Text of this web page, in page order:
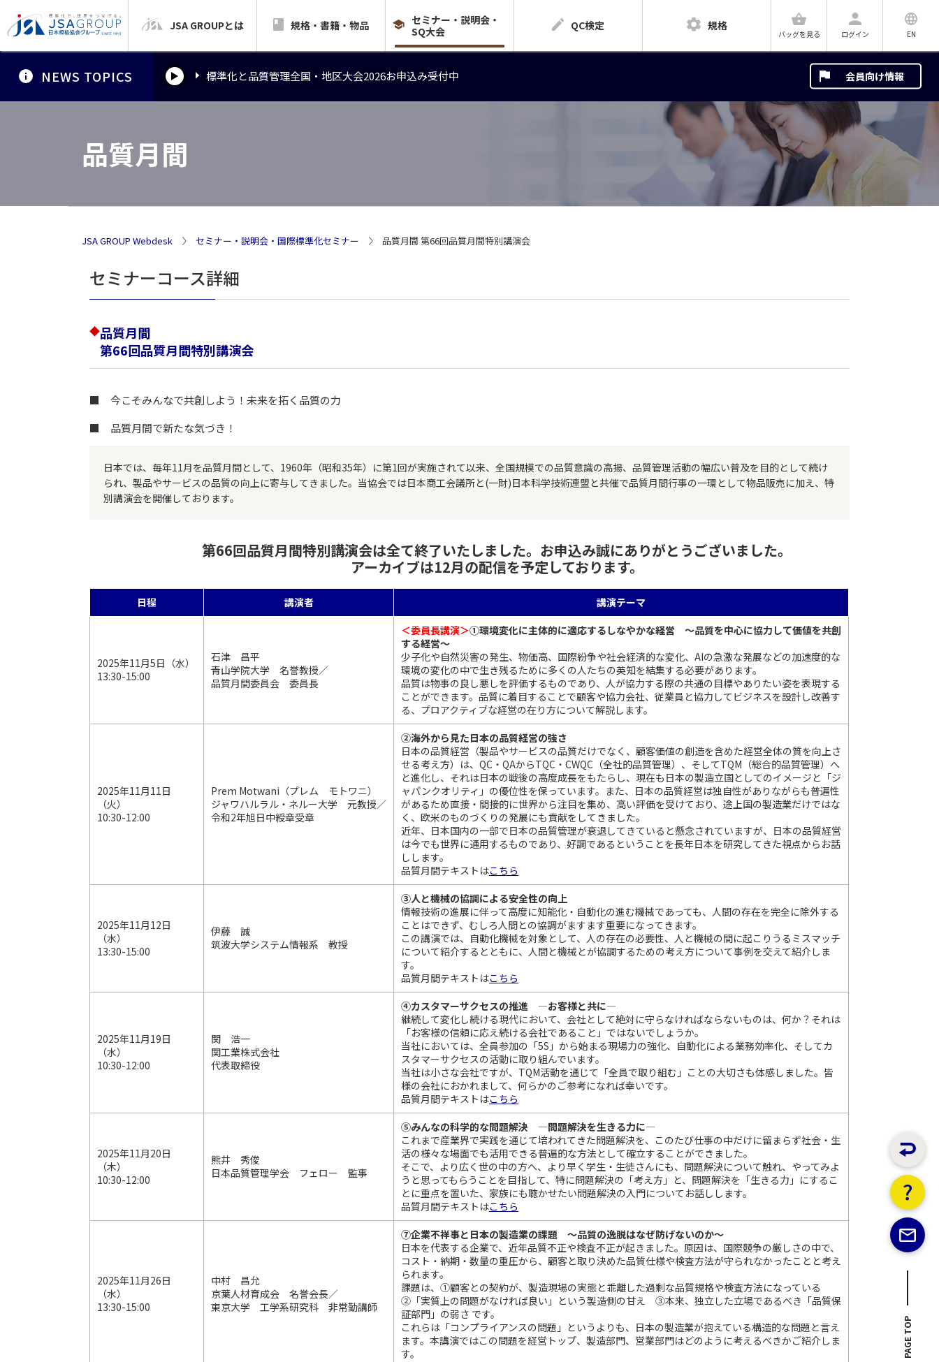
JSA GROUPとは 規格・書籍・物品
セミナー・説明会・
SQ大会
QC検定 規格
バッグを見る ログイン EN
NEWS TOPICS
標準化と品質管理全国・地区大会2026お申込み受付中
標準化と品質管理全国・地区大会2026お申込み受付中 会員向け情報
品質月間
JSA GROUP Webdesk セミナー・説明会・国際標準化セミナー 品質月間 第66回品質月間特別講演会
セミナーコース詳細
◆品質月間
第66回品質月間特別講演会
■ 今こそみんなで共創しよう！未来を拓く品質の力
■ 品質月間で新たな気づき！
日本では、毎年11月を品質月間として、1960年（昭和35年）に第1回が実施されて以来、全国規模での品質意識の高揚、品質管理活動の幅広い普及を目的として続け
られ、製品やサービスの品質の向上に寄与してきました。当協会では日本商工会議所と(一財)日本科学技術連盟と共催で品質月間行事の一環として物品販売に加え、特
別講演会を開催しております。
第66回品質月間特別講演会は全て終了いたしました。お申込み誠にありがとうございました。
アーカイブは12月の配信を予定しております。
日程 講演者 講演テーマ
2025年11月5日（水）
13:30-15:00
石津 昌平
青山学院大学 名誉教授／
品質月間委員会 委員長
＜委員長講演＞①環境変化に主体的に適応するしなやかな経営 ～品質を中心に協力して価値を共創
する経営～
少子化や自然災害の発生、物価高、国際紛争や社会経済的な変化、AIの急激な発展などの加速度的な
環境の変化の中で生き残るために多くの人たちの英知を結集する必要があります。
品質は物事の良し悪しを評価するものであり、人が協力する際の共通の目標やありたい姿を表現する
ことができます。品質に着目することで顧客や協力会社、従業員と協力してビジネスを設計し改善す
る、プロアクティブな経営の在り方について解説します。
2025年11月11日
（火）
10:30-12:00
Prem Motwani（プレム モトワニ）
ジャワハルラル・ネルー大学 元教授／
令和2年旭日中綬章受章
②海外から見た日本の品質経営の強さ
日本の品質経営（製品やサービスの品質だけでなく、顧客価値の創造を含めた経営全体の質を向上さ
せる考え方）は、QC・QAからTQC・CWQC（全社的品質管理）、そしてTQM（総合的品質管理）へ
と進化し、それは日本の戦後の高度成長をもたらし、現在も日本の製造立国としてのイメージと「ジ
ャパンクオリティ」の優位性を保っています。また、日本の品質経営は独自性がありながらも普遍性
があるため直接・間接的に世界から注目を集め、高い評価を受けており、途上国の製造業だけではな
く、欧米のものづくりの発展にも貢献をしてきました。
近年、日本国内の一部で日本の品質管理が衰退してきていると懸念されていますが、日本の品質経営
は今でも世界に通用するものであり、好調であるということを長年日本を研究してきた視点からお話
しします。
品質月間テキストはこちら
2025年11月12日
（水）
13:30-15:00
伊藤 誠
筑波大学システム情報系 教授
③人と機械の協調による安全性の向上
情報技術の進展に伴って高度に知能化・自動化の進む機械であっても、人間の存在を完全に除外する
ことはできず、むしろ人間との協調がますます重要になってきます。
この講演では、自動化機械を対象として、人の存在の必要性、人と機械の間に起こりうるミスマッチ
について紹介するとともに、人間と機械とが協調するための考え方について事例を交えて紹介しま
す。
品質月間テキストはこちら
2025年11月19日
（水）
10:30-12:00
関 浩一
関工業株式会社
代表取締役
④カスタマーサクセスの推進 ―お客様と共に―
継続して変化し続ける現代において、会社として絶対に守らなければならないものは、何か？それは
「お客様の信頼に応え続ける会社であること」ではないでしょうか。
当社においては、全員参加の「5S」から始まる現場力の強化、自動化による業務効率化、そしてカ
スタマーサクセスの活動に取り組んでいます。
当社は小さな会社ですが、TQM活動を通じて「全員で取り組む」ことの大切さも体感しました。皆
様の会社におかれまして、何らかのご参考になれば幸いです。
品質月間テキストはこちら
2025年11月20日
（木）
10:30-12:00
熊井 秀俊
日本品質管理学会 フェロー 監事
⑤みんなの科学的な問題解決 ―問題解決を生きる力に―
これまで産業界で実践を通じて培われてきた問題解決を、このたび仕事の中だけに留まらず社会・生
活の様々な場面でも活用できる普遍的な方法として確立することができました。
そこで、より広く世の中の方へ、より早く学生・生徒さんにも、問題解決について触れ、やってみよ
うと思ってもらうことを目指して、特に問題解決の「考え方」と、問題解決を「生きる力」にするこ
とに重点を置いた、家族にも聴かせたい問題解決の入門についてお話しします。
品質月間テキストはこちら
2025年11月26日
（水）
13:30-15:00
中村 昌允
京葉人材育成会 名誉会長／
東京大学 工学系研究科 非常勤講師
⑦企業不祥事と日本の製造業の課題 ～品質の逸脱はなぜ防げないのか～
日本を代表する企業で、近年品質不正や検査不正が起きました。原因は、国際競争の厳しさの中で、
コスト・納期・数量の重圧から、顧客と取り決めた品質仕様や検査方法が守られなかったことと考え
られます。
課題は、①顧客との契約が、製造現場の実態と乖離した過剰な品質規格や検査方法になっている
②「実質上の問題がなければ良い」という製造側の甘え ③本来、独立した立場であるべき「品質保
証部門」の弱さ です。
これらは「コンプライアンスの問題」というよりも、日本の製造業が抱えている構造的な問題と言え
ます。本講演ではこの問題を経営トップ、製造部門、営業部門はどのように考えるべきかご紹介しま
す。
PAGE TOP